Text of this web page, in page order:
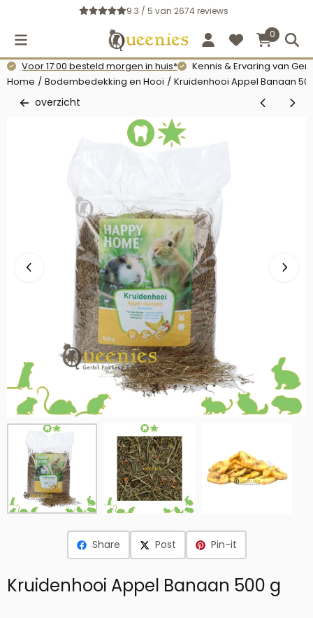
Cookievoorkeuren zijn momenteel gesloten.
9.3 / 5 van 2674reviews
0
Voor 17:00 besteld morgen in huis*
Kennis & Ervaring van
Home / Bodembedekking en Hooi / Kruidenhooi Appel Banaan
overzicht
Share Post Pin-it
Kruidenhooi Appel Banaan 500 g